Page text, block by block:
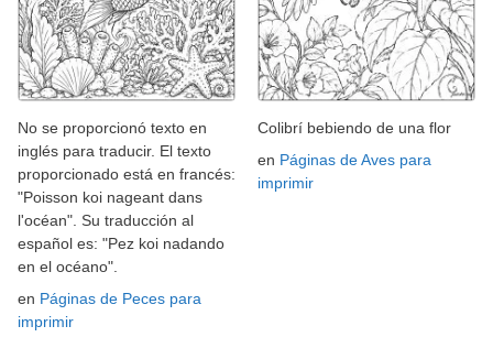
No se proporcionó texto en
inglés para traducir. El texto
proporcionado está en francés:
"Poisson koi nageant dans
l'océan". Su traducción al
español es: "Pez koi nadando
en el océano".
en Páginas de Peces para
imprimir
Colibrí bebiendo de una flor
en Páginas de Aves para
imprimir